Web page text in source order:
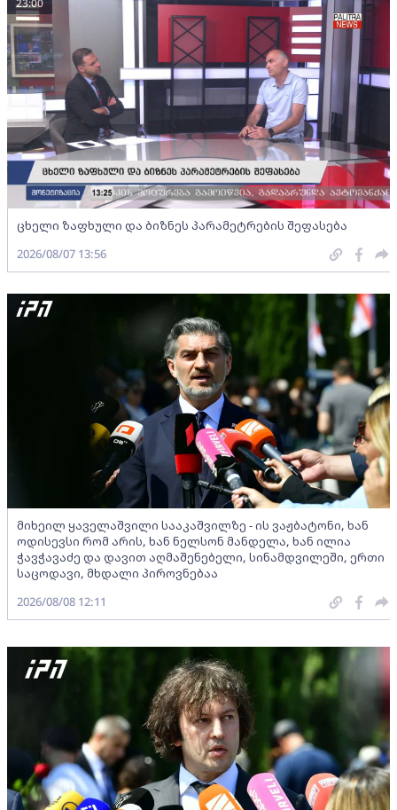
ცხელი ზაფხული და ბიზნეს პარამეტრების შეფასება
23:00
2026/08/07 13:56
მიხეილ ყაველაშვილი სააკაშვილზე - ის ვაჟბატონი, ხან
ოდისევსი რომ არის, ხან ნელსონ მანდელა, ხან ილია
ჭავჭავაძე და დავით აღმაშენებელი, სინამდვილეში, ერთი
საცოდავი, მხდალი პიროვნებაა
2026/08/08 12:11